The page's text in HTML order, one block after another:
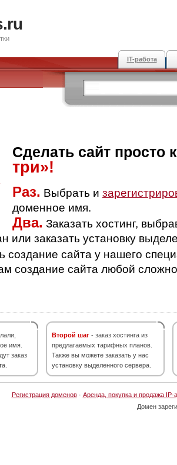
IT-работа
Сделать сайт просто
три»!
Раз. Выбрать и
доменное имя.
Два. Заказать хостинг,
или заказать установку
создание сайта у нашего
создание сайта любой
имя.
заказ
Второй шаг - заказ хостинга из
предлагаемых тарифных планов.
Также вы можете заказать у нас
установку выделенного сервера.
Регистрация доменов· Аренда, покупка и продажа IP-
Домен